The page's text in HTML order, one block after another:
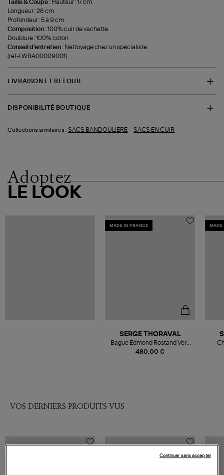
Taille & Coupe : Hauteur : 17 cm.
Longueur : 26 cm.
Profondeur : 5 à 9 cm.
Composition :100% cuir de vachette.
Doublure : 100% coton.
Conseil d'entretien : Nettoyage chez un spécialiste.
(ref-LWBA00009001)
LIVRAISON ET RETOUR
DISPONIBILITÉ BOUTIQUE
Collections similaires : SACS BANDOULIERE -SACS EN CUIR
Adoptez
LE LOOK
MADE IN FRANCE
480,00 €
SERGE THORAVAL
Bague Edmond Rostand Vers
Argent
MADE
VOS DERNIERS PRODUITS VUS
Continuer sans accepter